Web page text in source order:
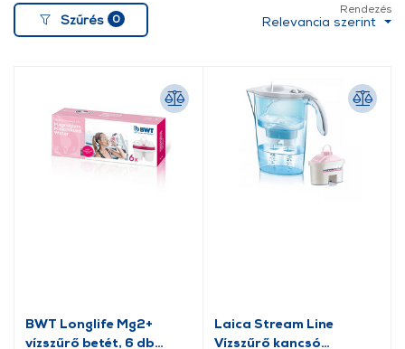
Szűrés 0
Rendezés
Relevancia szerint
BWT Longlife Mg2+
vízszűrő betét, 6 db
Laica Stream Line
Vízszűrő kancsó